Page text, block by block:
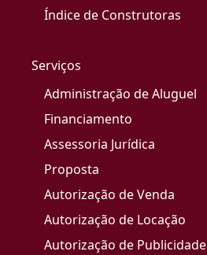
Índice de Construtoras
Serviços
Administração de Aluguel
Financiamento
Assessoria Jurídica
Proposta
Autorização de Venda
Autorização de Locação
Autorização de Publicidade